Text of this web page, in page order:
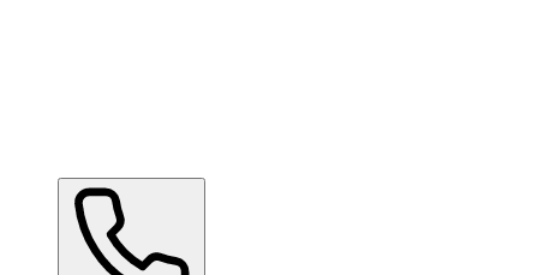
Ceramic Pro Care+მოთხოვნით